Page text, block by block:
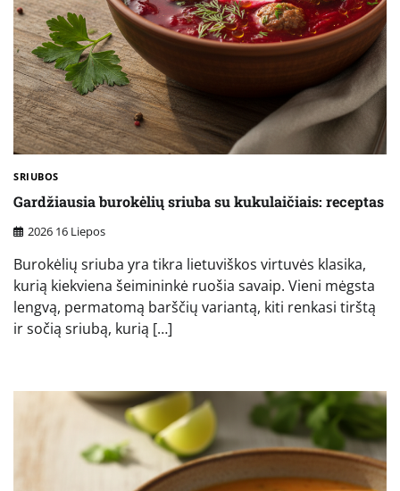
SRIUBOS
Gardžiausia burokėlių sriuba su kukulaičiais: receptas
2026 16 Liepos
Burokėlių sriuba yra tikra lietuviškos virtuvės klasika,
kurią kiekviena šeimininkė ruošia savaip. Vieni mėgsta
lengvą, permatomą barščių variantą, kiti renkasi tirštą
ir sočią sriubą, kurią […]